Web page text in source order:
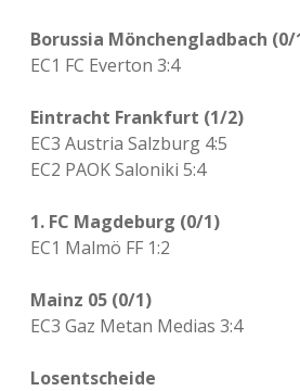
Borussia Mönchengladbach (0/
EC1 FC Everton 3:4
Eintracht Frankfurt (1/2)
EC3 Austria Salzburg 4:5
EC2 PAOK Saloniki 5:4
1. FC Magdeburg (0/1)
EC1 Malmö FF 1:2
Mainz 05 (0/1)
EC3 Gaz Metan Medias 3:4
Losentscheide